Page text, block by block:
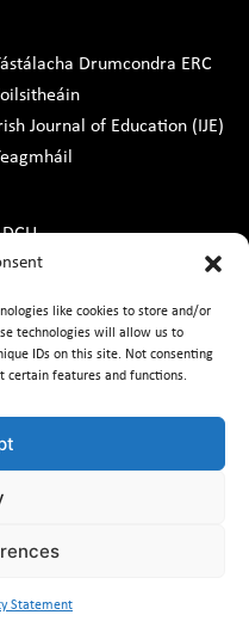
like cookies to store and/or
technologies will allow us to
IDs on this site. Not consenting
certain features and functions.
Statement
Drumcondra ERC
Journal of Education (IJE)
9,
Oideachais
Faisnéise